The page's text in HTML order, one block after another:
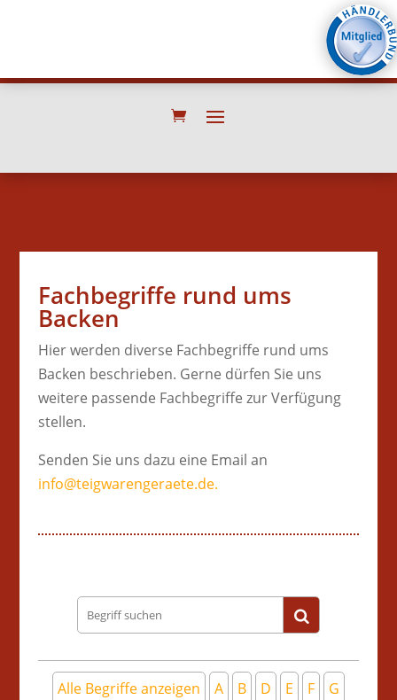
Fachbegriffe rund ums
Backen
Hier werden diverse Fachbegriffe rund ums
Backen beschrieben. Gerne dürfen Sie uns
weitere passende Fachbegriffe zur Verfügung
stellen.
Senden Sie uns dazu eine Email an
info@teigwarengeraete.de.
Begriff
suchen
Alle Begriffe anzeigen A B D E F
G